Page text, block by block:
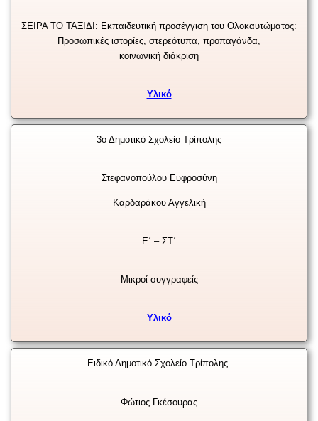
ΣΕΙΡΑ ΤΟ ΤΑΞΙΔΙ: Εκπαιδευτική προσέγγιση του Ολοκαυτώματος:
Προσωπικές ιστορίες, στερεότυπα, προπαγάνδα,
κοινωνική διάκριση
Υλικό
3ο Δημοτικό Σχολείο Τρίπολης
Στεφανοπούλου Ευφροσύνη
Καρδαράκου Αγγελική
Ε΄ – ΣΤ΄
Μικροί συγγραφείς
Υλικό
Ειδικό Δημοτικό Σχολείο Τρίπολης
Φώτιος Γκέσουρας